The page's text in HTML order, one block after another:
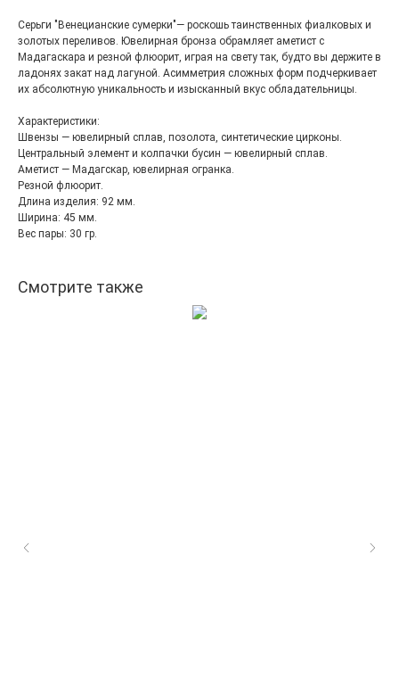
Серьги "Венецианские сумерки"— роскошь таинственных фиалковых и
золотых переливов. Ювелирная бронза обрамляет аметист с
Мадагаскара и резной флюорит, играя на свету так, будто вы держите в
ладонях закат над лагуной. Асимметрия сложных форм подчеркивает
их абсолютную уникальность и изысканный вкус обладательницы.
Характеристики:
Швензы — ювелирный сплав, позолота, синтетические цирконы.
Центральный элемент и колпачки бусин — ювелирный сплав.
Аметист — Мадагскар, ювелирная огранка.
Резной флюорит.
Длина изделия: 92 мм.
Ширина: 45 мм.
Вес пары: 30 гр.
Смотрите также